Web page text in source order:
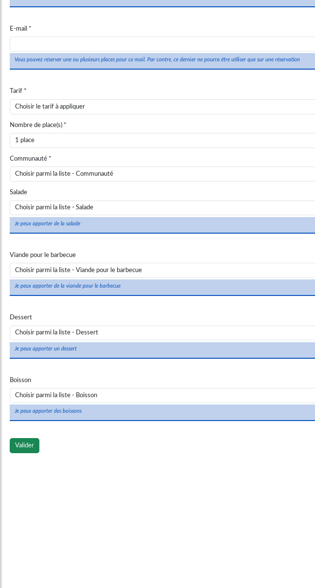
E-mail
Vous pouvez réserver une ou plusieurs places pour ce mail. Par contre, ce dernier ne pourra être utiliser que sur une réservation
Tarif
Nombre de place(s)
Communauté
Salade
Je peux apporter de la salade
Viande pour le barbecue
Je peux apporter de la viande pour le barbecue
Dessert
Je peux apporter un dessert
Boisson
Je peux apporter des boissons
Valider